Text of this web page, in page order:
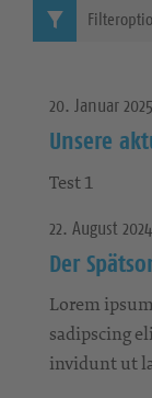
20. Januar 2025
Unsere
Test 1
22. August 2024
Der
Lorem
sadipscing
invidunt ut